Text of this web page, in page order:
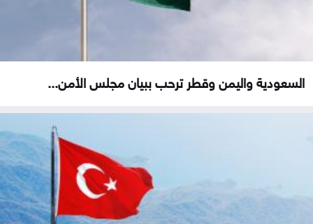
السعودية واليمن وقطر ترحب ببيان مجلس الأمن...